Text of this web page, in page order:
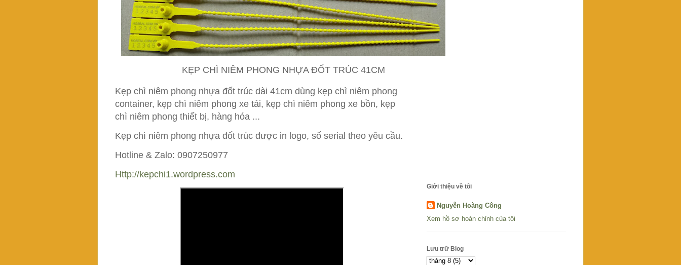
KẸP CHÌ NIÊM PHONG NHỰA ĐỐT TRÚC 41CM
Kẹp chì niêm phong nhựa đốt trúc dài 41cm dùng kẹp chì niêm phong
container, kẹp chì niêm phong xe tải, kẹp chì niêm phong xe bồn, kẹp
chì niêm phong thiết bị, hàng hóa ...
Kẹp chì niêm phong nhựa đốt trúc được in logo, số serial theo yêu cầu.
Hotline & Zalo: 0907250977
Http://kepchi1.wordpress.com
Giới thiệu về tôi
Nguyễn Hoàng Công
Xem hồ sơ hoàn chỉnh của tôi
Lưu trữ Blog